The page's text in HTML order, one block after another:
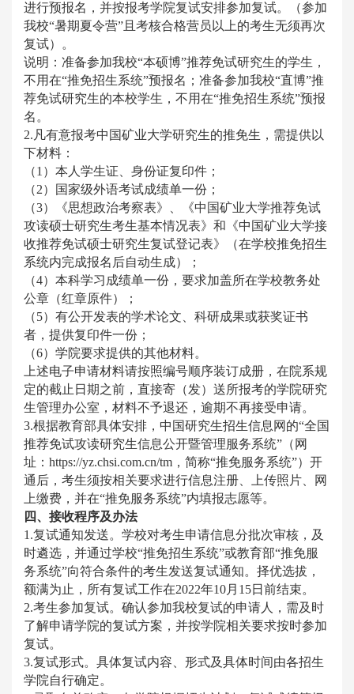
进行预报名，并按报考学院复试安排参加复试。（参加
我校“暑期夏令营”且考核合格营员以上的考生无须再次
复试）。
说明：准备参加我校“本硕博”推荐免试研究生的学生，
不用在“推免招生系统”预报名；准备参加我校“直博”推
荐免试研究生的本校学生，不用在“推免招生系统”预报
名。
2.凡有意报考中国矿业大学研究生的推免生，需提供以
下材料：
（1）本人学生证、身份证复印件；
（2）国家级外语考试成绩单一份；
（3）《思想政治考察表》、《中国矿业大学推荐免试
攻读硕士研究生考生基本情况表》和《中国矿业大学接
收推荐免试硕士研究生复试登记表》（在学校推免招生
系统内完成报名后自动生成）；
（4）本科学习成绩单一份，要求加盖所在学校教务处
公章（红章原件）；
（5）有公开发表的学术论文、科研成果或获奖证书
者，提供复印件一份；
（6）学院要求提供的其他材料。
上述电子申请材料请按照编号顺序装订成册，在院系规
定的截止日期之前，直接寄（发）送所报考的学院研究
生管理办公室，材料不予退还，逾期不再接受申请。
3.根据教育部具体安排，中国研究生招生信息网的“全国
推荐免试攻读研究生信息公开暨管理服务系统”（网
址：https://yz.chsi.com.cn/tm，简称“推免服务系统”）开
通后，考生须按相关要求进行信息注册、上传照片、网
上缴费，并在“推免服务系统”内填报志愿等。
四、接收程序及办法
1.复试通知发送。学校对考生申请信息分批次审核，及
时遴选，并通过学校“推免招生系统”或教育部“推免服
务系统”向符合条件的考生发送复试通知。择优选拔，
额满为止，所有复试工作在2022年10月15日前结束。
2.考生参加复试。确认参加我校复试的申请人，需及时
了解申请学院的复试方案，并按学院相关要求按时参加
复试。
3.复试形式。具体复试内容、形式及具体时间由各招生
学院自行确定。